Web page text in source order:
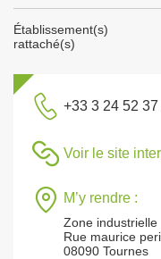
Établissement(s)
rattaché(s)
+33 3 24 52 37
Voir le site
M’y rendre :
Zone industrielle
Rue maurice
08090 Tournes